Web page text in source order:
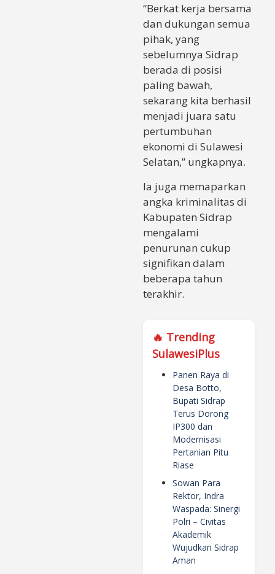
“Berkat kerja bersama
dan dukungan semua
pihak, yang
sebelumnya Sidrap
berada di posisi
paling bawah,
sekarang kita berhasil
menjadi juara satu
pertumbuhan
ekonomi di Sulawesi
Selatan,” ungkapnya.
Ia juga memaparkan
angka kriminalitas di
Kabupaten Sidrap
mengalami
penurunan cukup
signifikan dalam
beberapa tahun
terakhir.
🔥 Trending
SulawesiPlus
Panen Raya di
Desa Botto,
Bupati Sidrap
Terus Dorong
IP300 dan
Modernisasi
Pertanian Pitu
Riase
Sowan Para
Rektor, Indra
Waspada: Sinergi
Polri – Civitas
Akademik
Wujudkan Sidrap
Aman